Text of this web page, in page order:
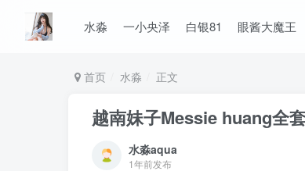
水淼 一小央泽 白银81 眼酱大魔王
首页 水淼 正文
越南妹子Messie huang全
水淼aqua
1年前发布